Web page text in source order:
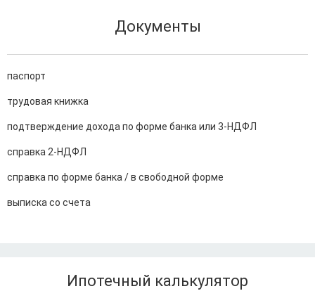
Документы
паспорт
трудовая книжка
подтверждение дохода по форме банка или 3-НДФЛ
справка 2-НДФЛ
справка по форме банка / в свободной форме
выписка со счета
Ипотечный калькулятор